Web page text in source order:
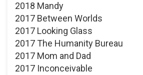
2018 Mandy
2017 Between Worlds
2017 Looking Glass
2017 The Humanity Bureau
2017 Mom and Dad
2017 Inconceivable